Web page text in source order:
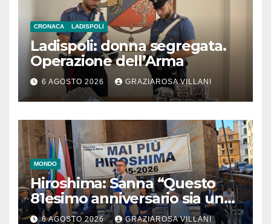
CRONACA LADISPOLI
Ladispoli: donna segregata.
Operazione dell’Arma
6 AGOSTO 2026 GRAZIAROSA VILLANI
MONDO
Hiroshima: Sanna “Questo
81esimo anniversario sia un
monito per tutti”
6 AGOSTO 2026 GRAZIAROSA VILLANI